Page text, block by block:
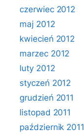
czerwiec 2012
maj 2012
kwiecień 2012
marzec 2012
luty 2012
styczeń 2012
grudzień 2011
listopad 2011
październik 2011